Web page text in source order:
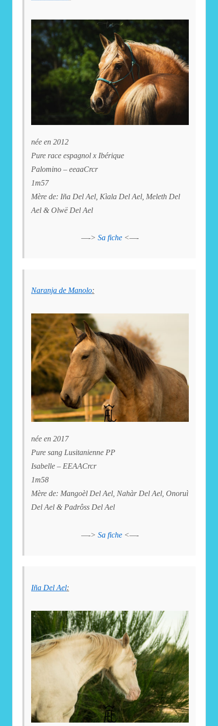
née en 2012
Pure race espagnol x Ibérique
Palomino – eeaaCrcr
1m57
Mère de: Iña Del Ael, Kìala Del Ael, Meleth Del
Ael & Olwë Del Ael
—-> Sa fiche <—-
Naranja de Manolo:
née en 2017
Pure sang Lusitanienne PP
Isabelle – EEAACrcr
1m58
Mère de: Mangoèl Del Ael, Nahàr Del Ael, Onoruì
Del Ael & Padrôss Del Ael
—-> Sa fiche <—-
Iña Del Ael: